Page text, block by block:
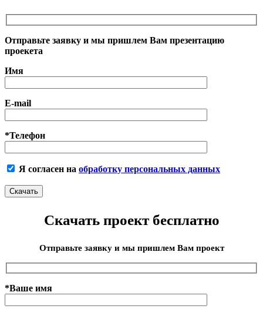
Отправьте заявку и мы пришлем Вам презентацию
проекета
Имя
E-mail
*Телефон
Я согласен на обработку персональных данных
Скачать проект бесплатно
Отправьте заявку и мы пришлем Вам проект
*Ваше имя